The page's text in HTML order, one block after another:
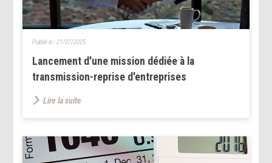
Lancement d'une mission dédiée à la
transmission-reprise d'entreprises
Publié le : 21/07/2025
Lire la suite